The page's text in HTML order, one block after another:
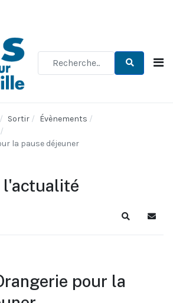
Sortir
Évènements
la pause déjeuner
l'actualité
Recherche
pour la